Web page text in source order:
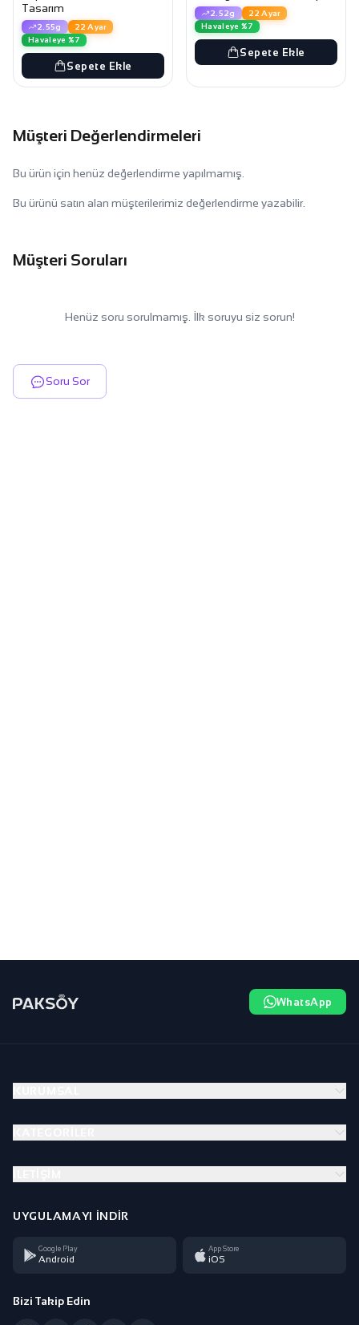
Tasarım
2.55g
22 Ayar
Havaleye %7
Sepete Ekle
2.52g
22 Ayar
Havaleye %7
Sepete Ekle
Müşteri Değerlendirmeleri
Bu ürün için henüz değerlendirme yapılmamış.
Bu ürünü satın alan müşterilerimiz değerlendirme yazabilir.
Müşteri Soruları
Henüz soru sorulmamış. İlk soruyu siz sorun!
Soru Sor
WhatsApp
UYGULAMAYI İNDIR
Google Play
Android
App Store
iOS
Bizi Takip Edin